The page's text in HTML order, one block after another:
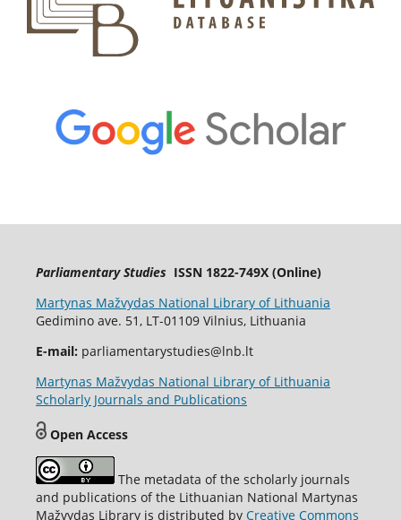
Parliamentary Studies ISSN 1822-749X (Online)
Martynas Mažvydas National Library of Lithuania
Gedimino ave. 51, LT-01109 Vilnius, Lithuania
E-mail: parliamentarystudies@lnb.lt
Martynas Mažvydas National Library of Lithuania
Scholarly Journals and Publications
Open Access
The metadata of the scholarly journals
and publications of the Lithuanian National Martynas
Mažvydas Library is distributed by Creative Commons